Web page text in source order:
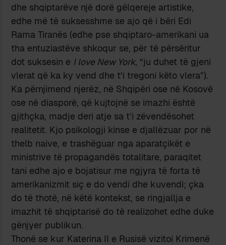
dhe shqiptarëve një dorë gëlqereje artistike,
edhe më të suksesshme se ajo që i bëri Edi
Rama Tiranës (edhe pse shqiptaro-amerikani ua
tha entuziastëve shkoqur se, për të përsëritur
dot suksesin e I love New York, “ju duhet të gjeni
vlerat që ka ky vend dhe t‘i tregoni këto vlera”).
Ka përnjimend njerëz, në Shqipëri ose në Kosovë
ose në diasporë, që kujtojnë se imazhi është
gjithçka, madje deri atje sa t’i zëvendësohet
realitetit. Kjo psikologji kinse e djallëzuar por në
thelb naive, e trashëguar nga aparatçikët e
ministrive të propagandës totalitare, paraqitet
tani edhe ajo e bojatisur me ngjyra të forta të
amerikanizmit siç e do vendi dhe kuvendi; çka
do të thotë, në këtë kontekst, se ringjallja e
imazhit të shqiptarisë do të realizohet edhe duke
gënjyer publikun.
Thonë se kur Katerina II e Rusisë vizitoi Krimenë